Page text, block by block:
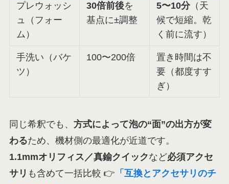
プレウォッシ
ュ（フォー
ム）
30倍前後を
基点に±調整
5〜10分（天
候で短縮。乾
く前に流す）
手洗い（バケ
ツ）
100〜200倍
置き時間は不
要（都度すす
ぎ）
同じ希釈でも、 方式によって泡の“面”の出方が変
わるため、機材側の最適化が近道です。
1.1mmオリフィス／真鍮クイックなど必須アクセ
サリ も含めて一括比較 👉 「互換とアクセサリのチ